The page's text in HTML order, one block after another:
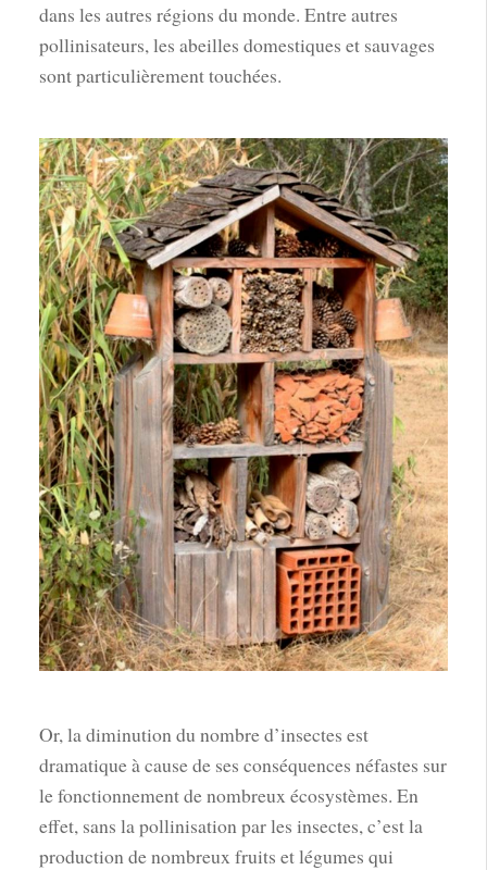
dans les autres régions du monde. Entre autres
pollinisateurs, les abeilles domestiques et sauvages
sont particulièrement touchées.
Or, la diminution du nombre d’insectes est
dramatique à cause de ses conséquences néfastes sur
le fonctionnement de nombreux écosystèmes. En
effet, sans la pollinisation par les insectes, c’est la
production de nombreux fruits et légumes qui